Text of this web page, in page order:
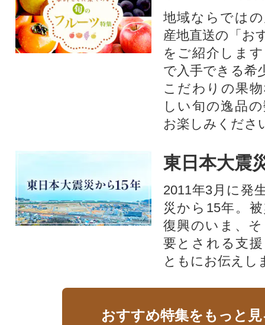
地域ならでは
産地直送の「お
をご紹介しま
で入手できる希
こだわりの果
しい旬の逸品
お楽しみくださ
東日本大震
2011年3月に発
災から15年。
復興のいま、
要とされる支
ともにお伝えし
おすすめ特集をもっと